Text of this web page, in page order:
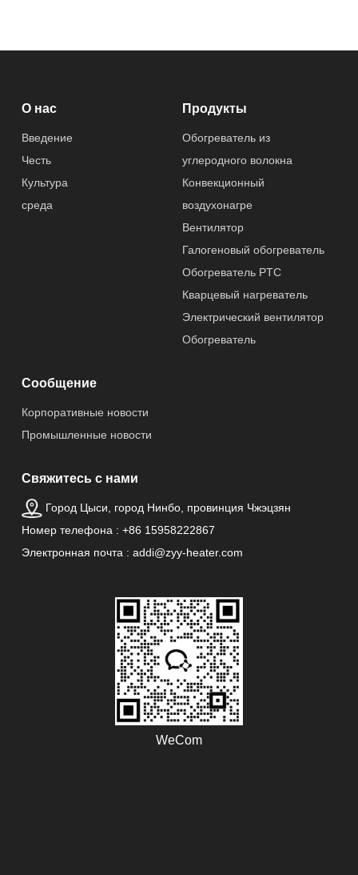
Применение
Спальня, Сад,
Другие характеристики
Послепродажно
е обслуживание
Бесплатных
запасных
частей
1 год
На открытом
воздухе, Отель,
Гараж,
Источник
товара
Тип
Обогреватель
Номер Лампов 3
Наименование L-R
ZYY-H22
О нас
Введение
Честь
Культура
среда
Продукты
Обогреватель из
углеродного волокна
Конвекционный
воздухонагре
Вентилятор
Галогеновый обогреватель
Обогреватель PTC
Кварцевый нагреватель
Электрический вентилятор
Обогреватель
Сообщение
Корпоративные новости
Промышленные новости
Свяжитесь с нами
Город Цыси, город Нинбо, провинция Чжэцзян
Номер телефона : +86 15958222867
Электронная почта : addi@zyy-heater.com
WeCom